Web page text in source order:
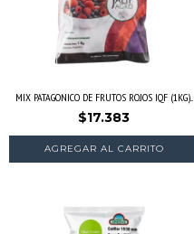
MIX PATAGONICO DE FRUTOS ROJOS IQF (1KG)...
$17.383